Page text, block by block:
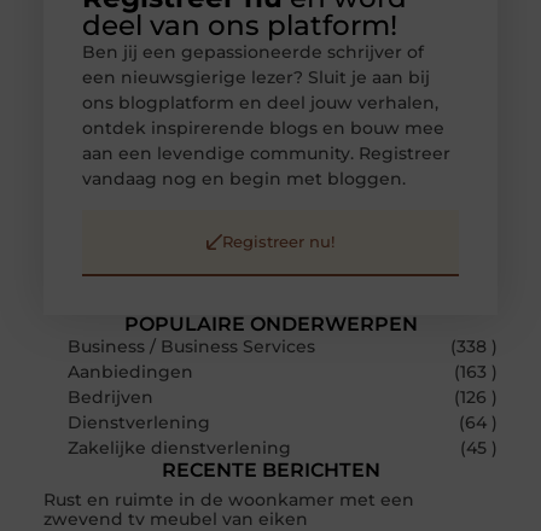
POPULAIRE ONDERWERPEN
Business / Business Services
(338 )
Aanbiedingen
(163 )
Bedrijven
(126 )
Dienstverlening
(64 )
Zakelijke dienstverlening
(45 )
RECENTE BERICHTEN
Rust en ruimte in de woonkamer met een
zwevend tv meubel van eiken
deel van ons platform!
Ben jij een gepassioneerde schrijver of
een nieuwsgierige lezer? Sluit je aan bij
ons blogplatform en deel jouw verhalen,
ontdek inspirerende blogs en bouw mee
aan een levendige community. Registreer
vandaag nog en begin met bloggen.
Registreer nu!